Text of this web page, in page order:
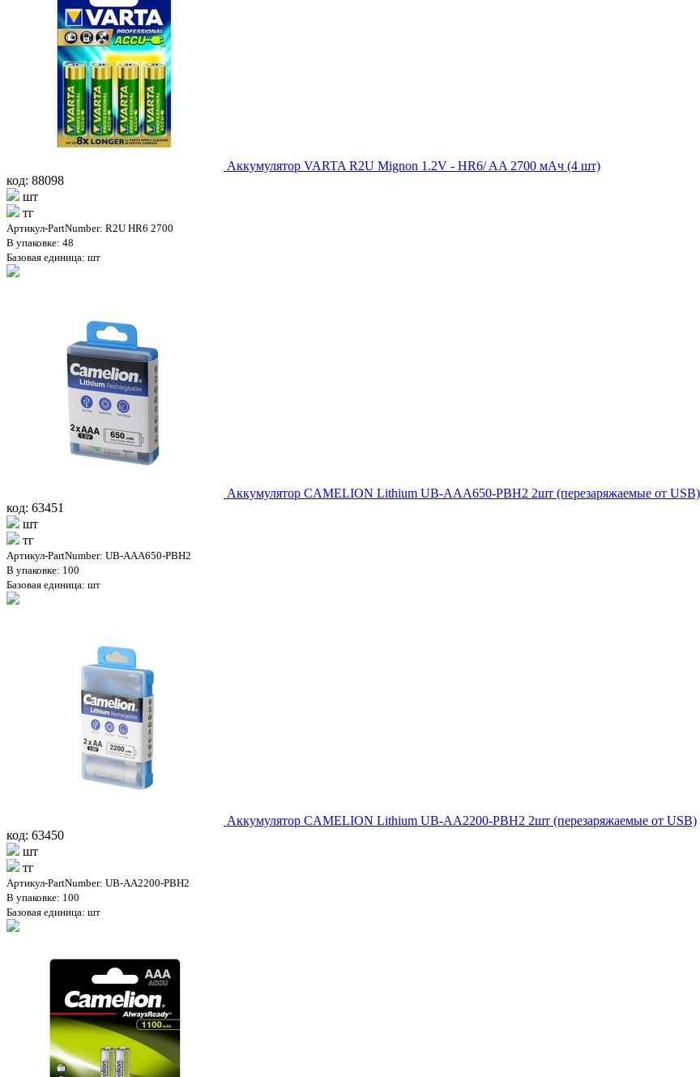
Аккумулятор VARTA R2U Mignon 1.2V - HR6/ AA 2700 мАч (4 шт)
код: 88098
шт
тг
Артикул-PartNumber: R2U HR6 2700
В упаковке: 48
Базовая единица: шт
Аккумулятор CAMELION Lithium UB-AAA650-PBH2 2шт (перезаряжаемые от USB)
код: 63451
шт
тг
Артикул-PartNumber: UB-AAA650-PBH2
В упаковке: 100
Базовая единица: шт
Аккумулятор CAMELION Lithium UB-AA2200-PBH2 2шт (перезаряжаемые от USB)
код: 63450
шт
тг
Артикул-PartNumber: UB-AA2200-PBH2
В упаковке: 100
Базовая единица: шт